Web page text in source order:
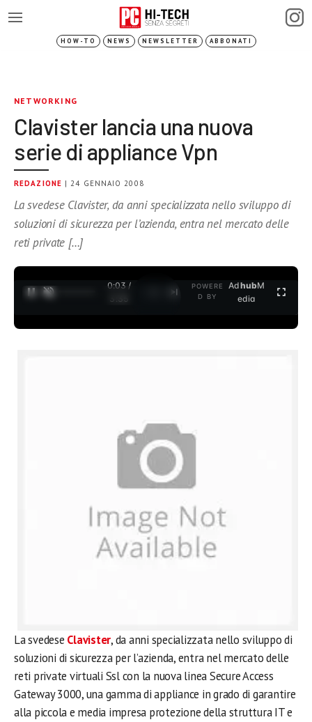
HOW-TO NEWS NEWSLETTER ABBONATI
NETWORKING
Clavister lancia una nuova
serie di appliance Vpn
REDAZIONE | 24 GENNAIO 2008
La svedese Clavister, da anni specializzata nello sviluppo di
soluzioni di sicurezza per l’azienda, entra nel mercato delle
reti private […]
0:03 /
3:35
POWERE
D BY
AdhubM
edia
La svedese Clavister, da anni specializzata nello sviluppo di
soluzioni di sicurezza per l’azienda, entra nel mercato delle
reti private virtuali Ssl con la nuova linea Secure Access
Gateway 3000, una gamma di appliance in grado di garantire
alla piccola e media impresa protezione della struttura IT e